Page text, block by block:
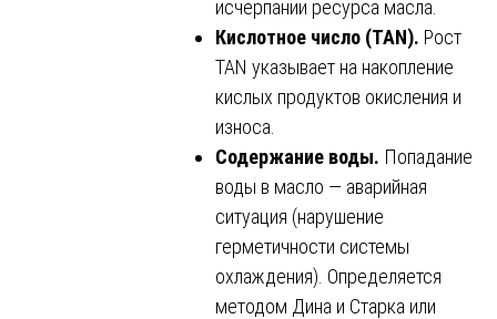
исчерпании ресурса масла.
Кислотное число (TAN). Рост
TAN указывает на накопление
кислых продуктов окисления и
износа.
Содержание воды. Попадание
воды в масло — аварийная
ситуация (нарушение
герметичности системы
охлаждения). Определяется
методом Дина и Старка или